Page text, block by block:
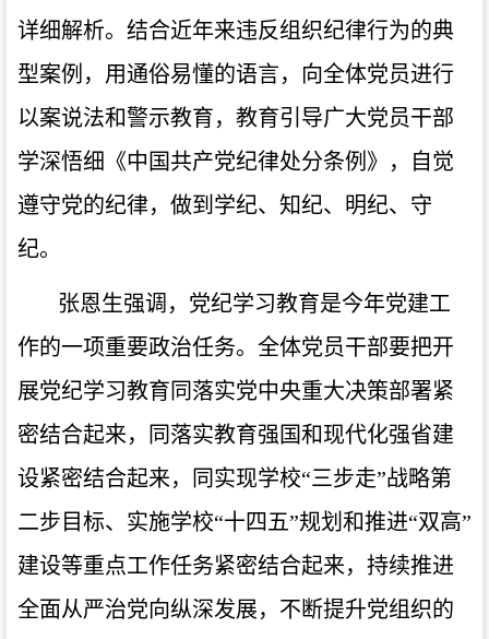
详细解析。结合近年来违反组织纪律行为的典
型案例，用通俗易懂的语言，向全体党员进行
以案说法和警示教育，教育引导广大党员干部
学深悟细《中国共产党纪律处分条例》，自觉
遵守党的纪律，做到学纪、知纪、明纪、守
纪。
张恩生强调，党纪学习教育是今年党建工
作的一项重要政治任务。全体党员干部要把开
展党纪学习教育同落实党中央重大决策部署紧
密结合起来，同落实教育强国和现代化强省建
设紧密结合起来，同实现学校“三步走”战略第
二步目标、实施学校“十四五”规划和推进“双高”
建设等重点工作任务紧密结合起来，持续推进
全面从严治党向纵深发展，不断提升党组织的